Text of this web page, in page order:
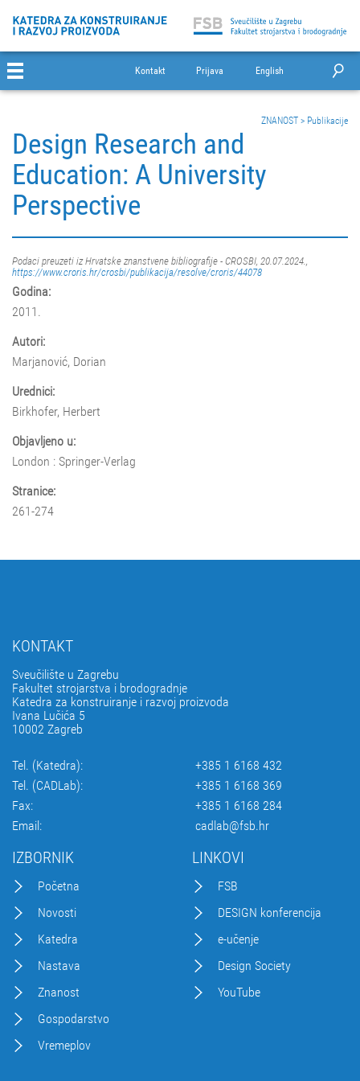
Kontakt Prijava English
ZNANOST > Publikacije
Design Research and
Education: A University
Perspective
Podaci preuzeti iz Hrvatske znanstvene bibliografije - CROSBI, 20.07.2024.,
https://www.croris.hr/crosbi/publikacija/resolve/croris/44078
Godina:
2011.
Autori:
Marjanović, Dorian
Urednici:
Birkhofer, Herbert
Objavljeno u:
London : Springer-Verlag
Stranice:
261-274
KONTAKT
Sveučilište u Zagrebu
Fakultet strojarstva i brodogradnje
Katedra za konstruiranje i razvoj proizvoda
Ivana Lučića 5
10002 Zagreb
Tel. (Katedra):
+385 1 6168 432
Tel. (CADLab):
+385 1 6168 369
Fax:
+385 1 6168 284
Email:
cadlab@fsb.hr
IZBORNIK
Početna
Novosti
Katedra
Nastava
Znanost
Gospodarstvo
Vremeplov
LINKOVI
FSB
DESIGN konferencija
e-učenje
Design Society
YouTube